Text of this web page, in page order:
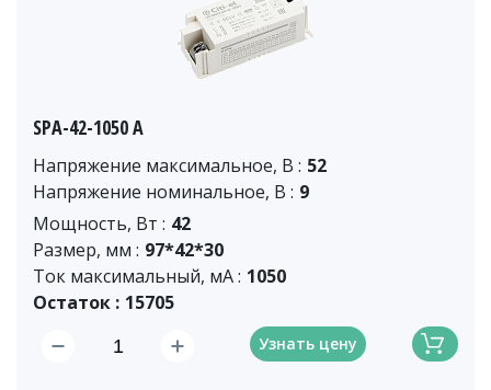
SPA-42-1050 A
Напряжение максимальное, В : 52
Напряжение номинальное, В : 9
Мощность, Вт : 42
Размер, мм : 97*42*30
Ток максимальный, мА : 1050
Остаток : 15705
Узнать цену